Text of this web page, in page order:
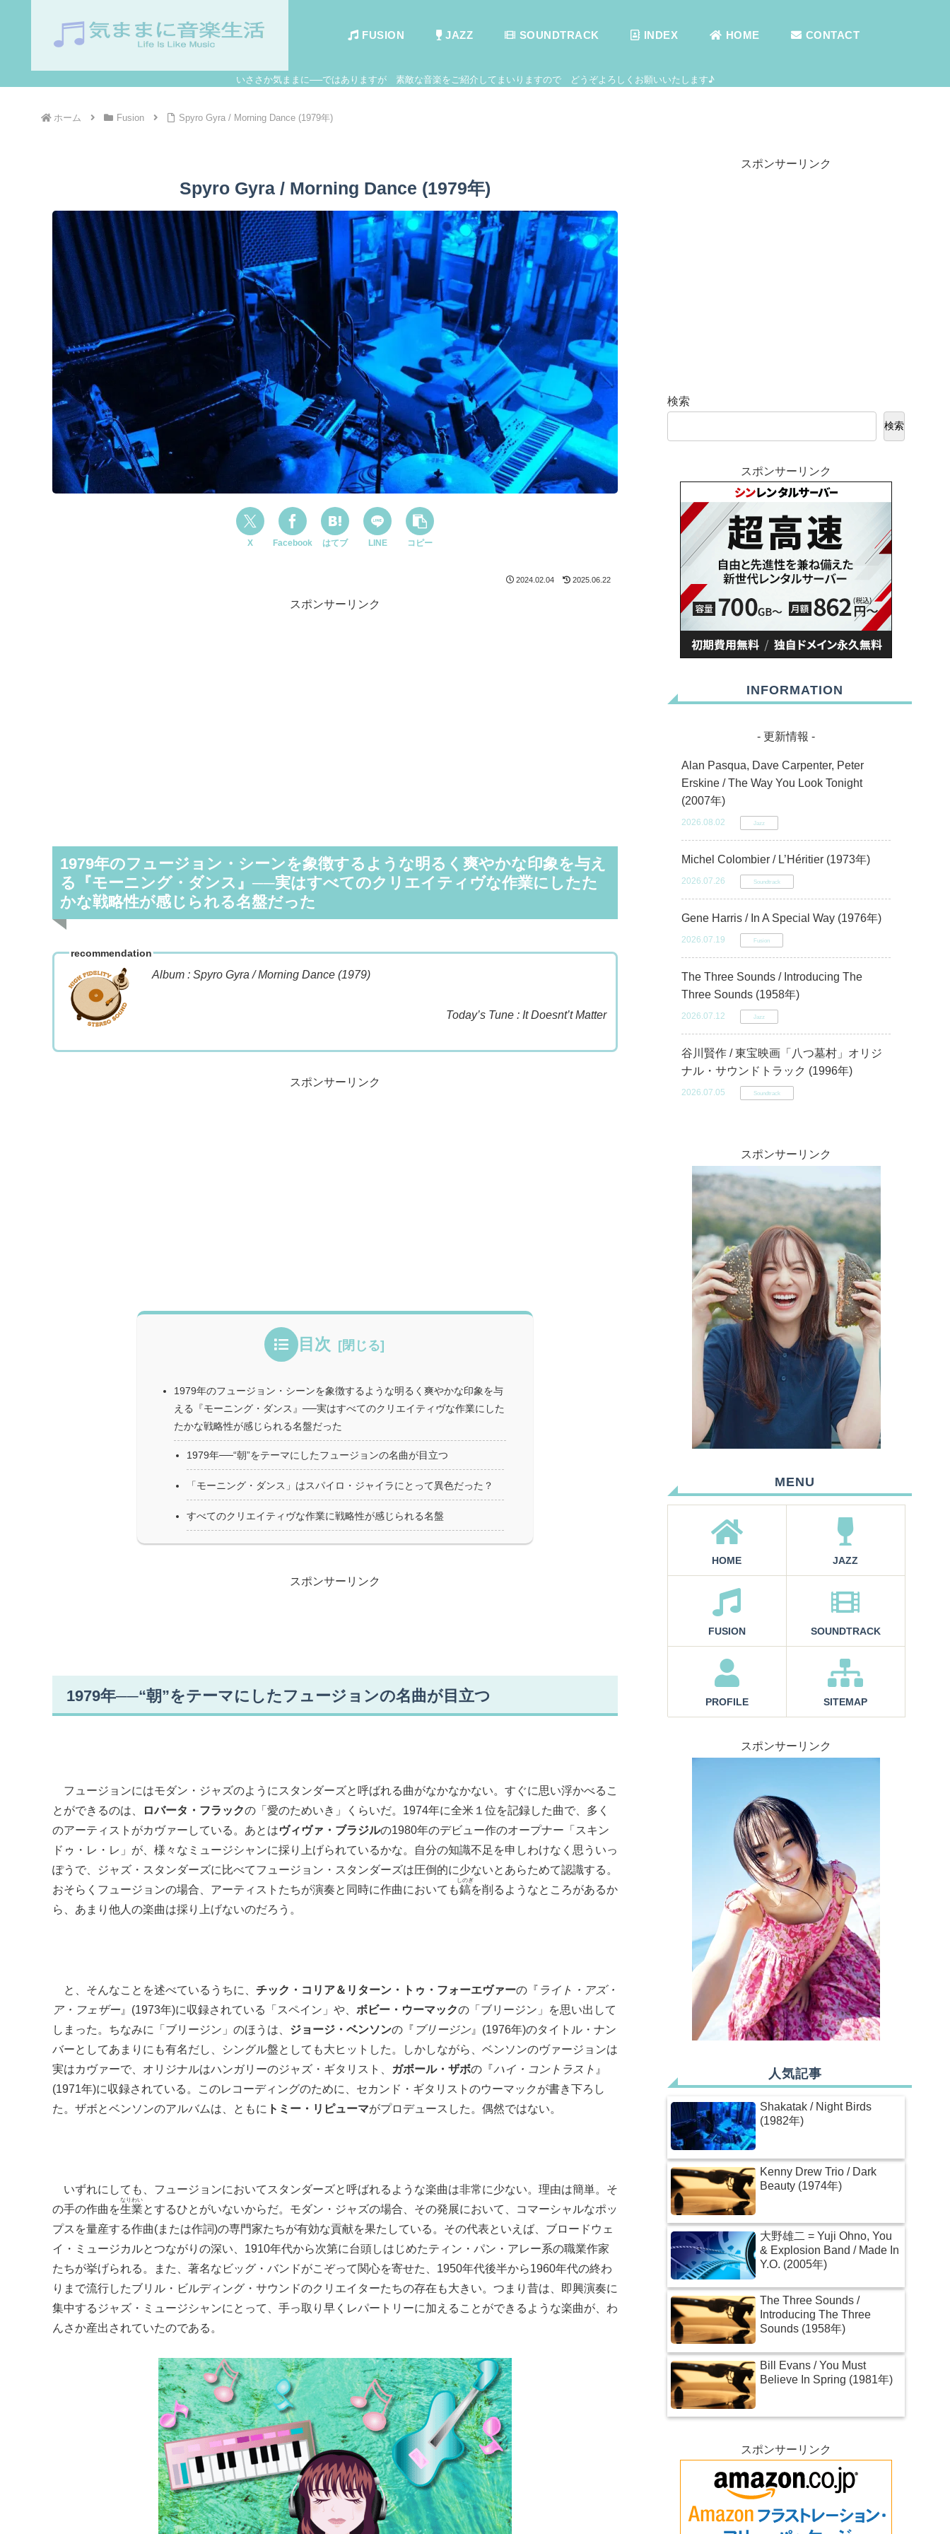
FUSION JAZZ SOUNDTRACK INDEX HOME CONTACT
いささか気ままに──ではありますが 素敵な音楽をご紹介してまいりますので どうぞよろしくお願いいたします♪
ホーム Fusion Spyro Gyra / Morning Dance (1979年)
Spyro Gyra / Morning Dance (1979年)
X Facebook はてブ LINE コピー
2024.02.04 2025.06.22
スポンサーリンク
1979年のフュージョン・シーンを象徴するような明るく爽やかな印象を与え
る『モーニング・ダンス』──実はすべてのクリエイティヴな作業にしたた
かな戦略性が感じられる名盤だった
recommendation
Album : Spyro Gyra / Morning Dance (1979)
Today’s Tune : It Doesnt’t Matter
スポンサーリンク
目次
1979年のフュージョン・シーンを象徴するような明るく爽やかな印象を与
える『モーニング・ダンス』──実はすべてのクリエイティヴな作業にした
たかな戦略性が感じられる名盤だった
1979年──“朝”をテーマにしたフュージョンの名曲が目立つ
「モーニング・ダンス」はスパイロ・ジャイラにとって異色だった？
すべてのクリエイティヴな作業に戦略性が感じられる名盤
スポンサーリンク
1979年──“朝”をテーマにしたフュージョンの名曲が目立つ
フュージョンにはモダン・ジャズのようにスタンダーズと呼ばれる曲がなかなかない。すぐに思い浮かべるこ
とができるのは、
ロバータ・フラックの「愛のためいき」くらいだ。1974年に全米１位を記録した曲で、多く
のアーティストがカヴァーしている。あとはヴィヴァ・ブラジルの1980年のデビュー作のオープナー「スキン
ドゥ・レ・レ」が、様々なミュージシャンに採り上げられているかな。自分の知識不足を申しわけなく思ういっ
ぽうで、ジャズ・スタンダーズに比べてフュージョン・スタンダーズは圧倒的に少ないとあらためて認識する。
おそらくフュージョンの場合、アーティストたちが演奏と同時に作曲においても鎬
しのぎ
を削るようなところがあるか
ら、あまり他人の楽曲は採り上げないのだろう。
と、そんなことを述べているうちに、 チック・コリア＆リターン・トゥ・フォーエヴァーの『 ライト・アズ・
ア・フェザー』(1973年)に収録されている「スペイン」や、 ボビー・ウーマックの「ブリージン」を思い出して
しまった。ちなみに「ブリージン」のほうは、 ジョージ・ベンソンの『 ブリージン』(1976年)のタイトル・ナン
バーとしてあまりにも有名だし、シングル盤としても大ヒットした。しかしながら、ベンソンのヴァージョンは
実はカヴァーで、オリジナルはハンガリーのジャズ・ギタリスト、
ガボール・ザボの『ハイ・コントラスト 』
(1971年)に収録されている。このレコーディングのために、セカンド・ギタリストのウーマックが書き下ろし
た。ザボとベンソンのアルバムは、ともに トミー・リピューマがプロデュースした。偶然ではない。
いずれにしても、フュージョンにおいてスタンダーズと呼ばれるような楽曲は非常に少ない。理由は簡単。そ
の手の作曲を生業
なりわい
とするひとがいないからだ。モダン・ジャズの場合、その発展において、コマーシャルなポッ
プスを量産する作曲(または作詞)の専門家たちが有効な貢献を果たしている。その代表といえば、ブロードウェ
イ・ミュージカルとつながりの深い、1910年代から次第に台頭しはじめたティン・パン・アレー系の職業作家
たちが挙げられる。また、著名なビッグ・バンドがこぞって関心を寄せた、1950年代後半から1960年代の終わ
りまで流行したブリル・ビルディング・サウンドのクリエイターたちの存在も大きい。つまり昔は、即興演奏に
集中するジャズ・ミュージシャンにとって、手っ取り早くレパートリーに加えることができるような楽曲が、わ
んさか産出されていたのである。
スポンサーリンク
検索
検索
スポンサーリンク
INFORMATION
- 更新情報 -
Alan Pasqua, Dave Carpenter, Peter
Erskine / The Way You Look Tonight
(2007年)
2026.08.02 Jazz
Michel Colombier / L’Héritier (1973年)
2026.07.26 Soundtrack
Gene Harris / In A Special Way (1976年)
2026.07.19 Fusion
The Three Sounds / Introducing The
Three Sounds (1958年)
2026.07.12 Jazz
谷川賢作 / 東宝映画「八つ墓村」オリジ
ナル・サウンドトラック (1996年)
2026.07.05 Soundtrack
スポンサーリンク
MENU
HOME JAZZ
FUSION SOUNDTRACK
PROFILE SITEMAP
スポンサーリンク
人気記事
Shakatak / Night Birds
(1982年)
Kenny Drew Trio / Dark
Beauty (1974年)
大野雄二 = Yuji Ohno, You
& Explosion Band / Made In
Y.O. (2005年)
The Three Sounds /
Introducing The Three
Sounds (1958年)
Bill Evans / You Must
Believe In Spring (1981年)
スポンサーリンク